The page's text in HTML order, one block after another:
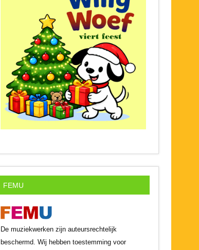
FEMU
De muziekwerken zijn auteursrechtelijk
beschermd. Wij hebben toestemming voor